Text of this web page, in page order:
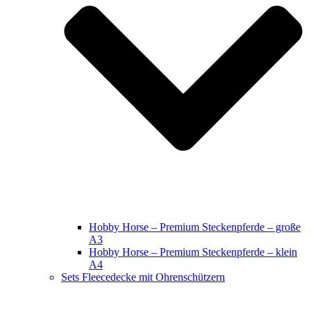
Hobby Horse – Premium Steckenpferde – große
A3
Hobby Horse – Premium Steckenpferde – klein
A4
Sets Fleecedecke mit Ohrenschützern